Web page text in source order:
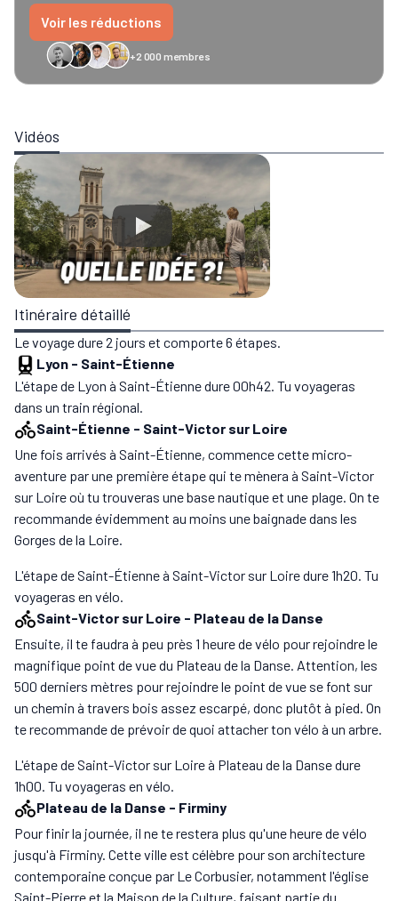
Voir les réductions
+2 000 membres
GreenGo Caledonian
Vidéos
Itinéraire détaillé
Le voyage dure 2 jours et comporte 6 étapes.
Lyon - Saint-Étienne
L'étape de Lyon à Saint-Étienne dure 00h42. Tu voyageras
dans un train régional.
Saint-Étienne - Saint-Victor sur Loire
Une fois arrivés à Saint-Étienne, commence cette micro-
aventure par une première étape qui te mènera à Saint-Victor
sur Loire où tu trouveras une base nautique et une plage. On te
recommande évidemment au moins une baignade dans les
Gorges de la Loire.
L'étape de Saint-Étienne à Saint-Victor sur Loire dure 1h20. Tu
voyageras en vélo.
Saint-Victor sur Loire - Plateau de la Danse
Ensuite, il te faudra à peu près 1 heure de vélo pour rejoindre le
magnifique point de vue du Plateau de la Danse. Attention, les
500 derniers mètres pour rejoindre le point de vue se font sur
un chemin à travers bois assez escarpé, donc plutôt à pied. On
te recommande de prévoir de quoi attacher ton vélo à un arbre.
L'étape de Saint-Victor sur Loire à Plateau de la Danse dure
1h00. Tu voyageras en vélo.
Plateau de la Danse - Firminy
Pour finir la journée, il ne te restera plus qu'une heure de vélo
jusqu'à Firminy. Cette ville est célèbre pour son architecture
contemporaine conçue par Le Corbusier, notamment l'église
Saint-Pierre et la Maison de la Culture, faisant partie du